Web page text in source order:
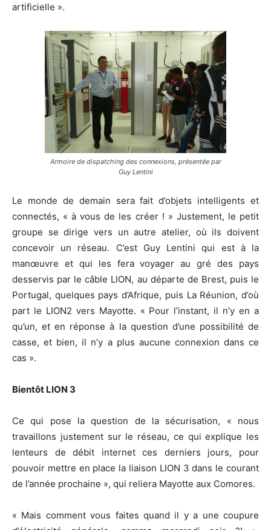
artificielle ».
Armoire de dispatching des connexions, présentée par
Guy Lentini
Le monde de demain sera fait d’objets intelligents et
connectés, « à vous de les créer ! » Justement, le petit
groupe se dirige vers un autre atelier, où ils doivent
concevoir un réseau. C’est Guy Lentini qui est à la
manœuvre et qui les fera voyager au gré des pays
desservis par le câble LION, au départe de Brest, puis le
Portugal, quelques pays d’Afrique, puis La Réunion, d’où
part le LION2 vers Mayotte. « Pour l’instant, il n’y en a
qu’un, et en réponse à la question d’une possibilité de
casse, et bien, il n’y a plus aucune connexion dans ce
cas ».
Bientôt LION 3
Ce qui pose la question de la sécurisation, « nous
travaillons justement sur le réseau, ce qui explique les
lenteurs de débit internet ces derniers jours, pour
pouvoir mettre en place la liaison LION 3 dans le courant
de l’année prochaine », qui reliera Mayotte aux Comores.
« Mais comment vous faites quand il y a une coupure